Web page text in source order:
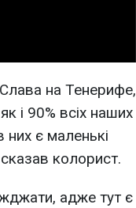
на Тенерифе,
і 90% всіх наших
є маленькі
колорист.
адже тут є